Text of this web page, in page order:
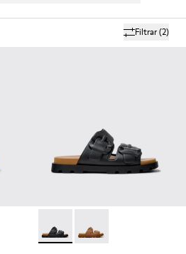
Filtrar(2)
002 - Sandalias sintéticas
001 - Sandalias sintéticas
Brutus Sandal - K101046-
Brutus Sandal -